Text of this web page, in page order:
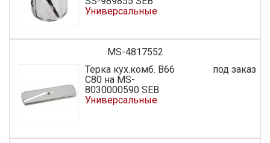
Универсальные
MS-4817552
Терка кух.комб. В66
С80 на MS-
8030000590 SEB
Универсальные
под заказ